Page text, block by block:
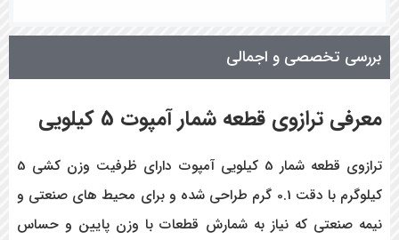
بررسی تخصصی و اجمالی
معرفی ترازوی قطعه شمار آمپوت 5 کیلویی
ترازوی قطعه شمار 5 کیلویی آمپوت دارای ظرفیت وزن کشی 5
کیلوگرم با دقت 0.1 گرم طراحی شده و برای محیط های صنعتی و
نیمه صنعتی که نیاز به شمارش قطعات با وزن پایین و حساس